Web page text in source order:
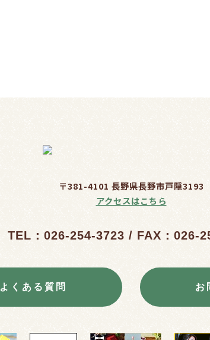
〒381-4101 長野県長野市戸隠3193
アクセスはこちら
TEL：026-254-3723 / FAX：026-
よくある質問 お